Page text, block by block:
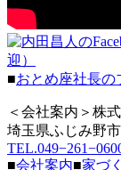
迎）
■おとめ座社長の
＜会社案内＞株
埼玉県ふじみ野
■会社案内■家づ